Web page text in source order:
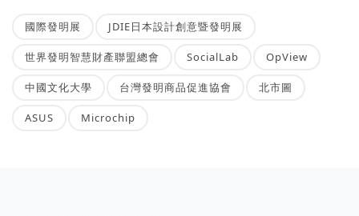
國際發明展 JDIE日本設計創意暨發明展
世界發明智慧財產聯盟總會 SocialLab OpView
中國文化大學 台灣發明商品促進協會 北市圖
ASUS Microchip